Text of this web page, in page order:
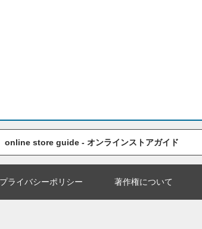
online store guide - オンラインストアガイド
プライバシーポリシー 著作権について